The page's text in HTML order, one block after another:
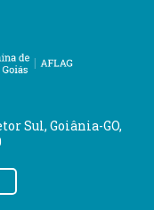
Sul, Goiânia-GO,